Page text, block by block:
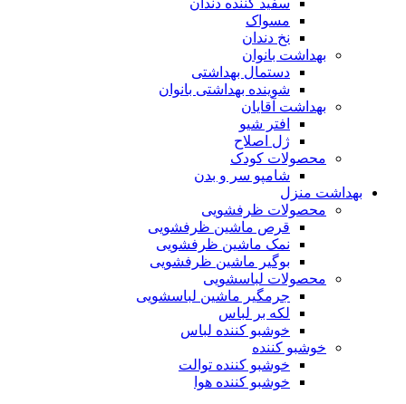
مسواک
نخ دندان
بهداشت بانوان
دستمال بهداشتی
شوینده بهداشتی بانوان
بهداشت آقایان
افتر شیو
ژل اصلاح
محصولات کودک
شامپو سر و بدن
بهداشت منزل
محصولات ظرفشویی
قرص ماشین ظرفشویی
نمک ماشین ظرفشویی
بوگیر ماشین ظرفشویی
محصولات لباسشویی
جرمگیر ماشین لباسشویی
لکه بر لباس
خوشبو کننده لباس
خوشبو کننده
خوشبو کننده توالت
خوشبو کننده هوا